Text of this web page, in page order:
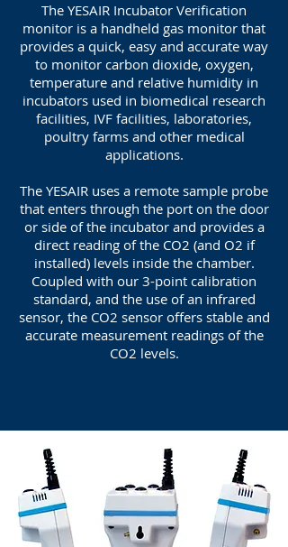
The YESAIR Incubator Verification
monitor is a handheld gas monitor that
provides a quick, easy and accurate way
to monitor carbon dioxide, oxygen,
temperature and relative humidity in
incubators used in biomedical research
facilities, IVF facilities, laboratories,
poultry farms and other medical
applications.
The YESAIR uses a remote sample probe
that enters through the port on the door
or side of the incubator and provides a
direct reading of the CO2 (and O2 if
installed) levels inside the chamber.
Coupled with our 3-point calibration
standard, and the use of an infrared
sensor, the CO2 sensor offers stable and
accurate measurement readings of the
CO2 levels.